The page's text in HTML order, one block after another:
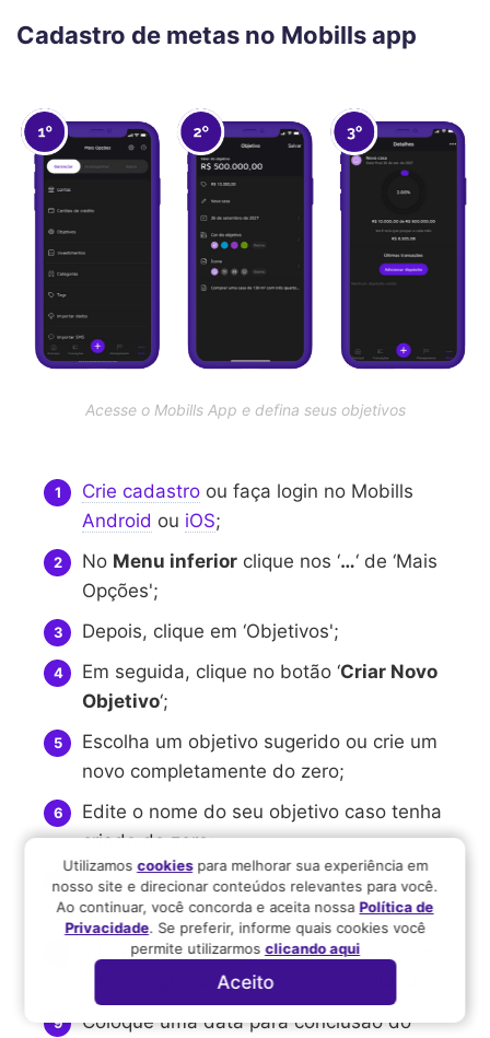
Cadastro de metas no Mobills app
Acesse o Mobills App e defina seus objetivos
Crie cadastro ou faça login no Mobills
Android ou iOS;
No Menu inferior clique nos ‘…‘ de ‘Mais
Opções';
Depois, clique em ‘Objetivos';
Em seguida, clique no botão ‘Criar Novo
Objetivo‘;
Escolha um objetivo sugerido ou crie um
novo completamente do zero;
Edite o nome do seu objetivo caso tenha
criado do zero;
Informe o valor do seu objetivo, ou seja,
quanto ele vai lhe custar;
Informe o valor inicial, caso tenha já algum
dinheiro guardado para essa finalidade;
Coloque uma data para conclusão do
Utilizamos cookiespara melhorar sua experiência em
nosso site e direcionar conteúdos relevantes para você.
Ao continuar, você concorda e aceita nossaPolítica de
Privacidade. Se preferir, informe quais cookies você
permite utilizarmos clicando aqui
Aceito